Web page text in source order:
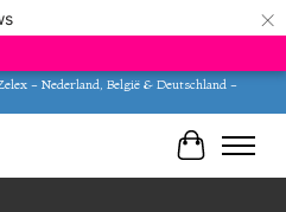
×
- Nederland, België & Deutschland -